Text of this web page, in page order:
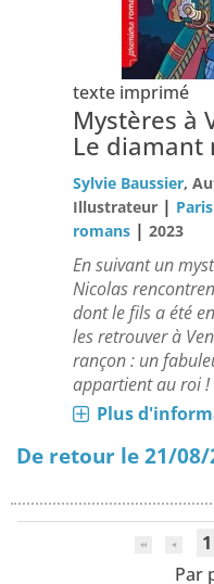
texte imprimé
Mystères à
Le diamant
Sylvie Baussier,
Illustrateur |
romans |2023
En suivant un
Nicolas
dont le fils a été
les retrouver à
rançon : un
appartient au roi
Plus
De retour le 21/08/
1
Par